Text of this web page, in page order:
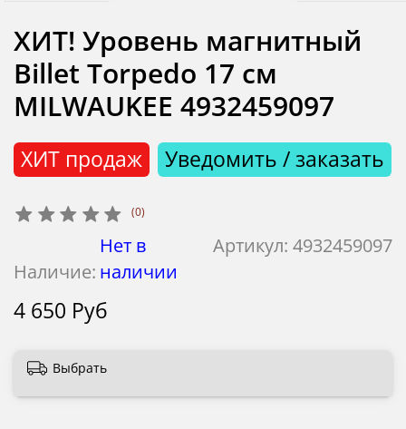
(0)
Артикул: 4932459097
Наличие:
Нет в
наличии
ХИТ продаж Уведомить / заказать
ХИТ! Уровень магнитный
Billet Torpedo 17 см
MILWAUKEE 4932459097
4 650 Руб
Выбрать